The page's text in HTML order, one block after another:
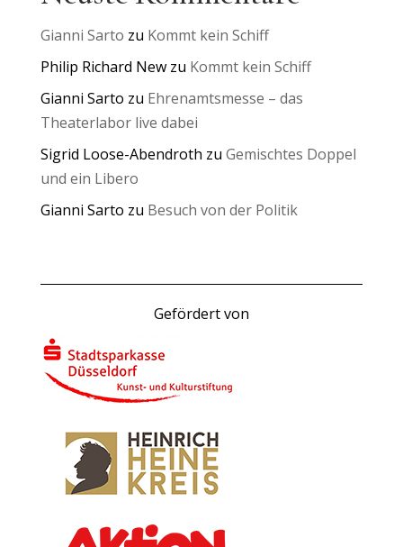
Gianni Sarto zu Kommt kein Schiff
Philip Richard Newzu Kommt kein Schiff
Gianni Sarto zu Ehrenamtsmesse – das
Theaterlabor live dabei
Sigrid Loose-Abendroth zu Gemischtes Doppel
und ein Libero
Gianni Sarto zu Besuch von der Politik
Gefördert von